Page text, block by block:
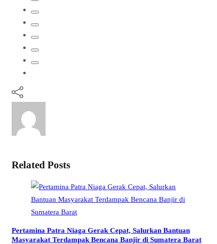
Related Posts
Pertamina Patra Niaga Gerak Cepat, Salurkan Bantuan
Masyarakat Terdampak Bencana Banjir di Sumatera Barat